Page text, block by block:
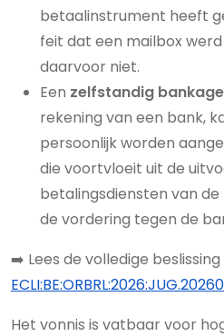
betaalinstrument heeft
feit dat een mailbox
daarvoor niet.
Een zelfstandig
rekening van een bank,
persoonlijk worden
die voortvloeit uit de
betalingsdiensten van
de vordering tegen de
➡️ Lees de volledige
Het vonnis is vatbaar voor